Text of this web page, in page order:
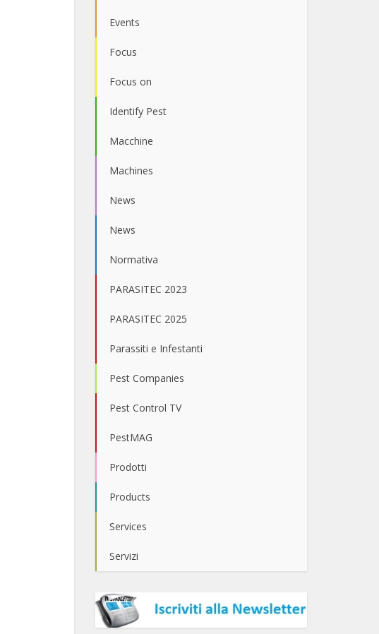
Events
Focus
Focus on
Identify Pest
Macchine
Machines
News
News
Normativa
PARASITEC 2023
PARASITEC 2025
Parassiti e Infestanti
Pest Companies
Pest Control TV
PestMAG
Prodotti
Products
Services
Servizi